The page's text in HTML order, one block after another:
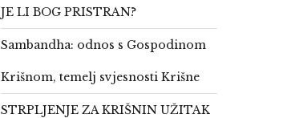
JE LI BOG PRISTRAN?
Sambandha: odnos s Gospodinom
Krišnom, temelj svjesnosti Krišne
STRPLJENJE ZA KRIŠNIN UŽITAK